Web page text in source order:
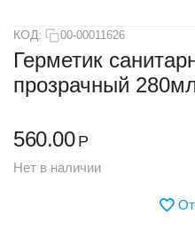
КОД: 00-00011626
Герметик
прозрачный
560.00 Р
Нет в наличии